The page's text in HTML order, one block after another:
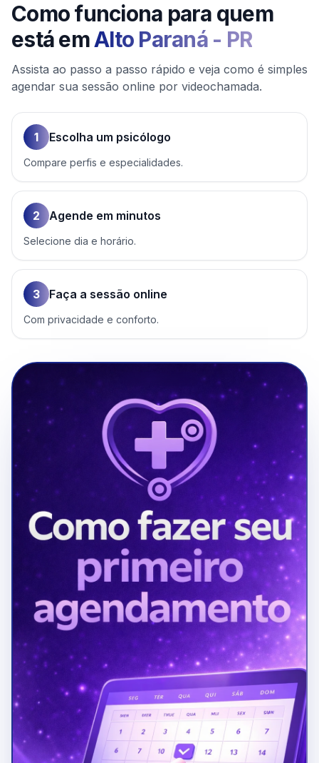
Como funciona para quem
está emAlto Paraná- PR
Assista ao passo a passo rápido e veja como é simples
agendar sua sessão online por videochamada.
1 Escolha um psicólogo
Compare perfis e especialidades.
2 Agende em minutos
Selecione dia e horário.
3 Faça a sessão online
Com privacidade e conforto.